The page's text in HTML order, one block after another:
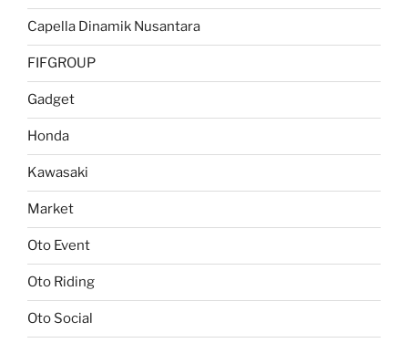
Capella Dinamik Nusantara
FIFGROUP
Gadget
Honda
Kawasaki
Market
Oto Event
Oto Riding
Oto Social